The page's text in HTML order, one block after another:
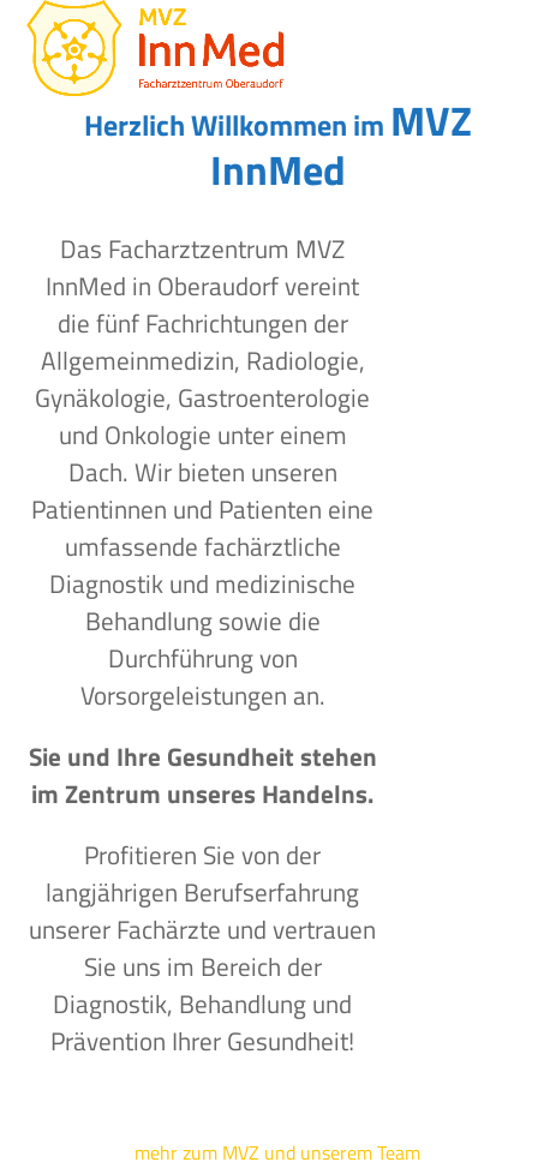
Skip
content
Open
mobile
menu
Close
mobile
menu
Herzlich Willkommen im MVZ
InnMed
Das Facharztzentrum MVZ
InnMed in Oberaudorf vereint
die fünf Fachrichtungen der
Allgemeinmedizin, Radiologie,
Gynäkologie, Gastroenterologie
und Onkologie unter einem
Dach. Wir bieten unseren
Patientinnen und Patienten eine
umfassende fachärztliche
Diagnostik und medizinische
Behandlung sowie die
Durchführung von
Vorsorgeleistungen an.
Sie und Ihre Gesundheit stehen
im Zentrum unseres Handelns.
Profitieren Sie von der
langjährigen Berufserfahrung
unserer Fachärzte und vertrauen
Sie uns im Bereich der
Diagnostik, Behandlung und
Prävention Ihrer Gesundheit!
mehr zum MVZ und unserem Team